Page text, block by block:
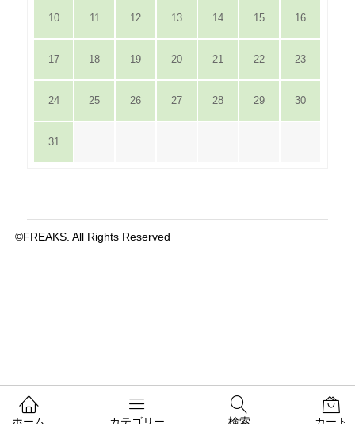
10 11 12 13 14 15 16
17 18 19 20 21 22 23
24 25 26 27 28 29 30
31
©FREAKS. All Rights Reserved